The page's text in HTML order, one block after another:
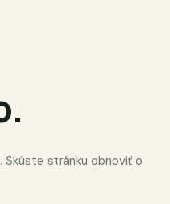
Skúste stránku obnoviť o